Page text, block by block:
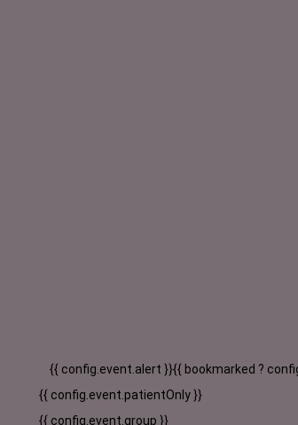
{{ config.event.alert }}{{ bookmarked ?
{{ config.event.patientOnly }}
{{ config.event.group }}